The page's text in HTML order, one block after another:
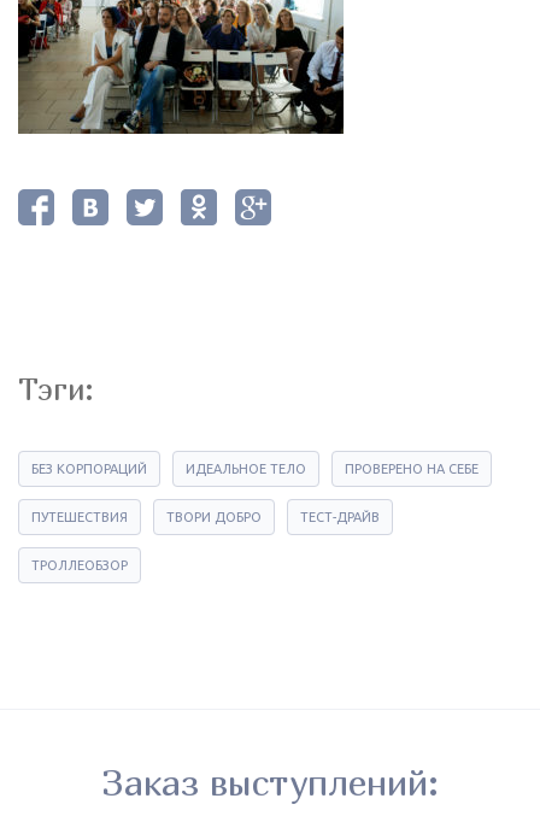
Тэги:
БЕЗ КОРПОРАЦИЙ ИДЕАЛЬНОЕ ТЕЛО ПРОВЕРЕНО НА СЕБЕ
ПУТЕШЕСТВИЯ ТВОРИ ДОБРО ТЕСТ-ДРАЙВ
ТРОЛЛЕОБЗОР
Заказ выступлений: